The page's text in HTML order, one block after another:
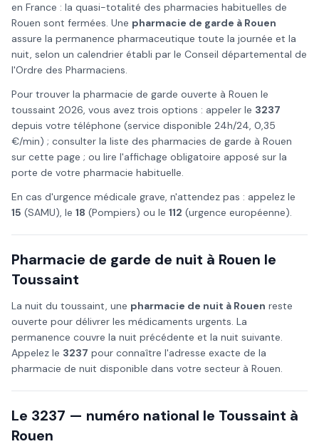
en France : la quasi-totalité des pharmacies habituelles de
Rouen sont fermées. Une pharmacie de garde à Rouen
assure la permanence pharmaceutique toute la journée et la
nuit, selon un calendrier établi par le Conseil départemental de
l'Ordre des Pharmaciens.
Pour trouver la pharmacie de garde ouverte à Rouen le
toussaint 2026, vous avez trois options : appeler le 3237
depuis votre téléphone (service disponible 24h/24, 0,35
€/min) ; consulter la liste des pharmacies de garde à Rouen
sur cette page ; ou lire l'affichage obligatoire apposé sur la
porte de votre pharmacie habituelle.
En cas d'urgence médicale grave, n'attendez pas : appelez le
15 (SAMU), le 18 (Pompiers) ou le 112 (urgence européenne).
Pharmacie de garde de nuit à Rouen le
Toussaint
La nuit du toussaint, une pharmacie de nuit à Rouen reste
ouverte pour délivrer les médicaments urgents. La
permanence couvre la nuit précédente et la nuit suivante.
Appelez le 3237 pour connaître l'adresse exacte de la
pharmacie de nuit disponible dans votre secteur à Rouen.
Le 3237 — numéro national le Toussaint à
Rouen